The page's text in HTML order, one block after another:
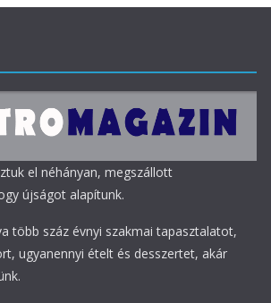
el néhányan, megszállott
újságot alapítunk.
több száz évnyi szakmai tapasztalatot,
ugyanennyi ételt és desszertet, akár